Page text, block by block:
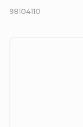
98104110